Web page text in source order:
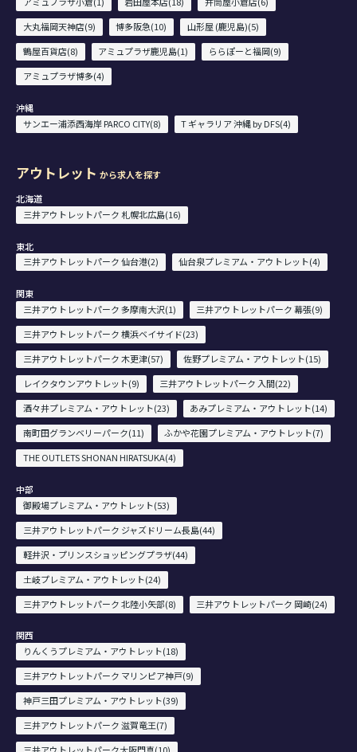
大丸福岡天神店(9)
博多阪急(10)
山形屋 (鹿児島)(5)
鶴屋百貨店(8)
アミュプラザ鹿児島(1)
ららぽーと福岡(9)
アミュプラザ博多(4)
沖縄
サンエー浦添西海岸 PARCO CITY(8)
T ギャラリア 沖縄 by DFS(4)
アウトレット から求人を探す
北海道
三井アウトレットパーク 札幌北広島(16)
東北
三井アウトレットパーク 仙台港(2)
仙台泉プレミアム・アウトレット(4)
関東
三井アウトレットパーク 多摩南大沢(1)
三井アウトレットパーク 幕張(9)
三井アウトレットパーク 横浜ベイサイド(23)
三井アウトレットパーク 木更津(57)
佐野プレミアム・アウトレット(15)
レイクタウンアウトレット(9)
三井アウトレットパーク 入間(22)
酒々井プレミアム・アウトレット(23)
あみプレミアム・アウトレット(14)
南町田グランベリーパーク(11)
ふかや花園プレミアム・アウトレット(7)
THE OUTLETS SHONAN HIRATSUKA(4)
中部
御殿場プレミアム・アウトレット(53)
三井アウトレットパーク ジャズドリーム長島(44)
軽井沢・プリンスショッピングプラザ(44)
土岐プレミアム・アウトレット(24)
三井アウトレットパーク 北陸小矢部(8)
三井アウトレットパーク 岡崎(24)
関西
りんくうプレミアム・アウトレット(18)
三井アウトレットパーク マリンピア神戸(9)
神戸三田プレミアム・アウトレット(39)
三井アウトレットパーク 滋賀竜王(7)